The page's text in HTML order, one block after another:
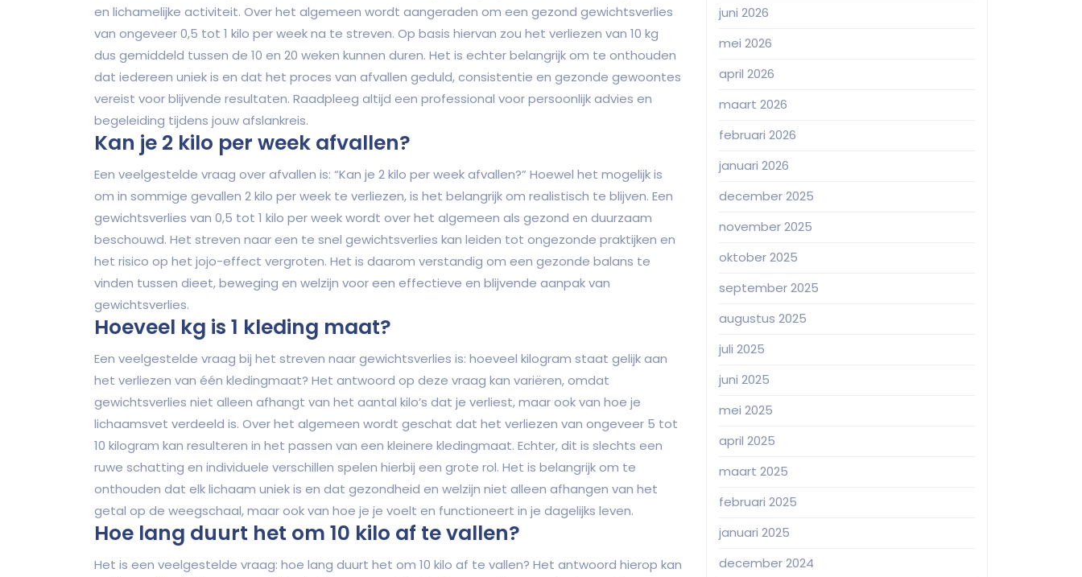
en lichamelijke activiteit. Over het algemeen wordt aangeraden om een gezond gewichtsverlies
van ongeveer 0,5 tot 1 kilo per week na te streven. Op basis hiervan zou het verliezen van 10 kg
dus gemiddeld tussen de 10 en 20 weken kunnen duren. Het is echter belangrijk om te onthouden
dat iedereen uniek is en dat het proces van afvallen geduld, consistentie en gezonde gewoontes
vereist voor blijvende resultaten. Raadpleeg altijd een professional voor persoonlijk advies en
begeleiding tijdens jouw afslankreis.
Kan je 2 kilo per week afvallen?
Een veelgestelde vraag over afvallen is: “Kan je 2 kilo per week afvallen?” Hoewel het mogelijk is
om in sommige gevallen 2 kilo per week te verliezen, is het belangrijk om realistisch te blijven. Een
gewichtsverlies van 0,5 tot 1 kilo per week wordt over het algemeen als gezond en duurzaam
beschouwd. Het streven naar een te snel gewichtsverlies kan leiden tot ongezonde praktijken en
het risico op het jojo-effect vergroten. Het is daarom verstandig om een gezonde balans te
vinden tussen dieet, beweging en welzijn voor een effectieve en blijvende aanpak van
gewichtsverlies.
Hoeveel kg is 1 kleding maat?
Een veelgestelde vraag bij het streven naar gewichtsverlies is: hoeveel kilogram staat gelijk aan
het verliezen van één kledingmaat? Het antwoord op deze vraag kan variëren, omdat
gewichtsverlies niet alleen afhangt van het aantal kilo’s dat je verliest, maar ook van hoe je
lichaamsvet verdeeld is. Over het algemeen wordt geschat dat het verliezen van ongeveer 5 tot
10 kilogram kan resulteren in het passen van een kleinere kledingmaat. Echter, dit is slechts een
ruwe schatting en individuele verschillen spelen hierbij een grote rol. Het is belangrijk om te
onthouden dat elk lichaam uniek is en dat gezondheid en welzijn niet alleen afhangen van het
getal op de weegschaal, maar ook van hoe je je voelt en functioneert in je dagelijks leven.
Hoe lang duurt het om 10 kilo af te vallen?
Het is een veelgestelde vraag: hoe lang duurt het om 10 kilo af te vallen? Het antwoord hierop kan
juni 2026
mei 2026
april 2026
maart 2026
februari 2026
januari 2026
december 2025
november 2025
oktober 2025
september 2025
augustus 2025
juli 2025
juni 2025
mei 2025
april 2025
maart 2025
februari 2025
januari 2025
december 2024